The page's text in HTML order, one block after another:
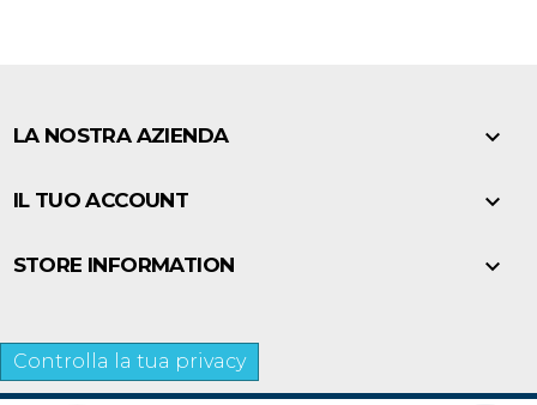
LA NOSTRA AZIENDA 
IL TUO ACCOUNT 
STORE INFORMATION 
Controlla la tua privacy